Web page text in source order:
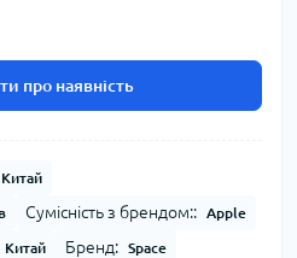
про наявність
Китай
Сумісність з брендом:: Apple
Китай Бренд: Space